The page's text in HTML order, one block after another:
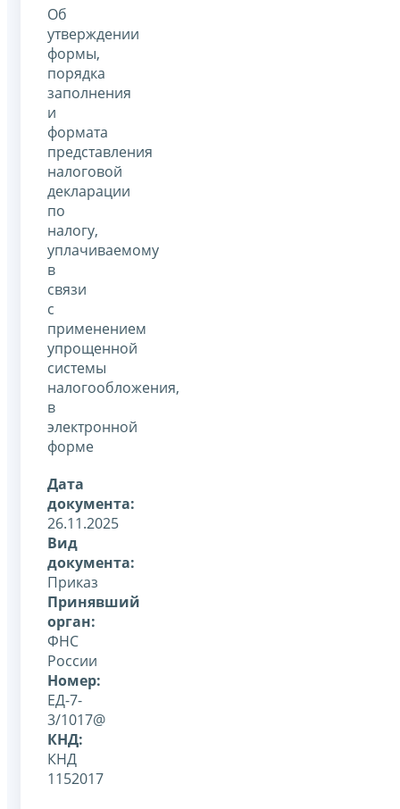
Об
утверждении
формы,
порядка
заполнения
и
формата
представления
налоговой
декларации
по
налогу,
уплачиваемому
в
связи
с
применением
упрощенной
системы
налогообложения,
в
электронной
форме
Дата
документа:
26.11.2025
Вид
документа:
Приказ
Принявший
орган:
ФНС
России
Номер:
ЕД-7-
3/1017@
КНД:
КНД
1152017